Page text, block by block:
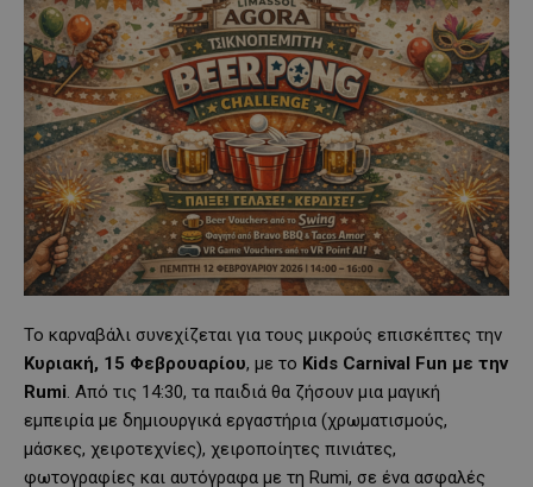
Το καρναβάλι συνεχίζεται για τους μικρούς επισκέπτες την
Κυριακή, 15 Φεβρουαρίου, με το Kids Carnival Fun με την
Rumi. Από τις 14:30, τα παιδιά θα ζήσουν μια μαγική
εμπειρία με δημιουργικά εργαστήρια (χρωματισμούς,
μάσκες, χειροτεχνίες), χειροποίητες πινιάτες,
φωτογραφίες και αυτόγραφα με τη Rumi, σε ένα ασφαλές